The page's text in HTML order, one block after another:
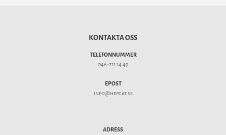
KONTAKTA OSS
TELEFONNUMMER
046-211 14 49
EPOST
info@hepcat.se
ADRESS